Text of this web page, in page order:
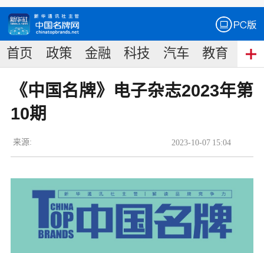
首页 政策 金融 科技 汽车 教育 食
《中国名牌》电子杂志2023年第
10期
2023-10-07 15:04
来源: